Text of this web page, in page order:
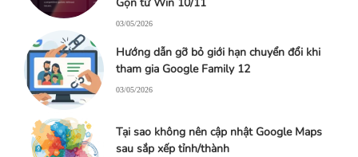
03/05/2026
Hướng dẫn gỡ bỏ giới hạn chuyển đổi khi
tham gia Google Family 12
03/05/2026
Tại sao không nên cập nhật Google Maps
sau sắp xếp tỉnh/thành